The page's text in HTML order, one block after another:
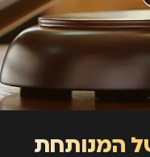
המנותחת